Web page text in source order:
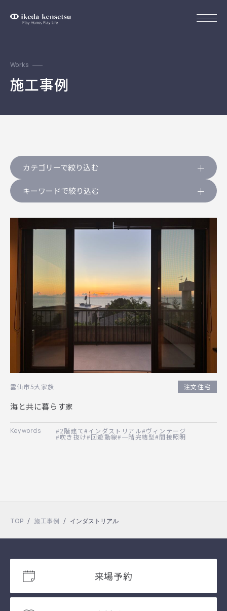
Works
施工事例
カテゴリーで絞り込む
キーワードで絞り込む
雲仙市5人家族 注文住宅
海と共に暮らす家
#2階建て#インダストリアル#ヴィンテージ
#吹き抜け#回遊動線#一階完結型#間接照明
TOP / 施工事例 / インダストリアル
来場予約